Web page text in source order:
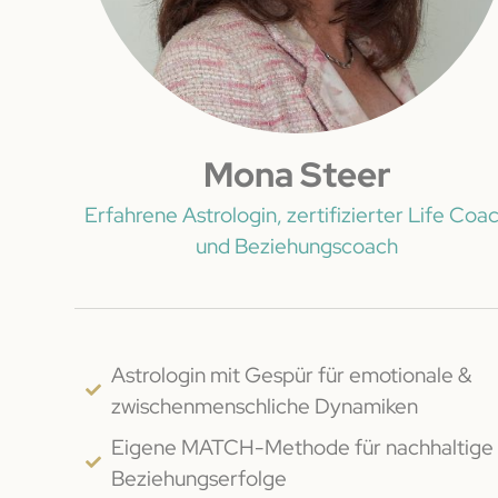
Mona Steer
Erfahrene Astrologin, zertifizierter Life
und Beziehungscoach
Astrologin mit Gespür für emotionale &
zwischenmenschliche Dynamiken
Eigene MATCH-Methode für nachhaltige
Beziehungserfolge